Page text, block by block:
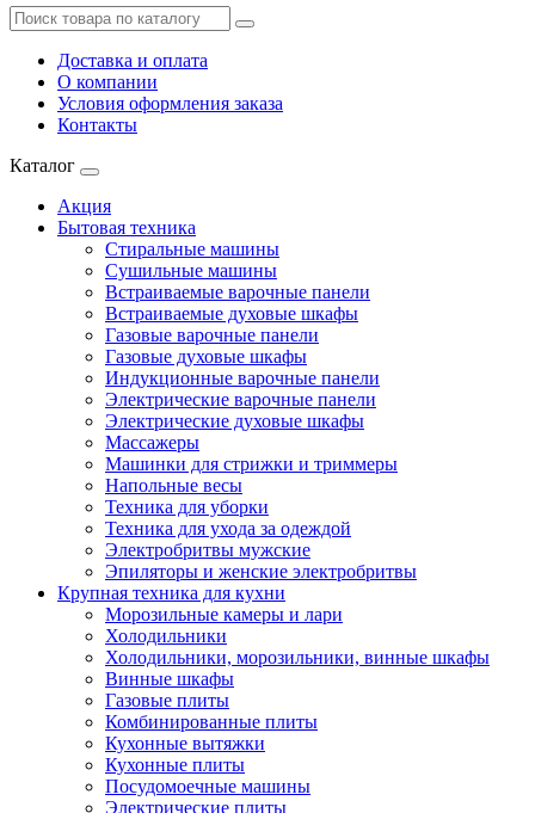
Доставка и оплата
О компании
Условия оформления заказа
Контакты
Каталог
Акция
Бытовая техника
Стиральные машины
Сушильные машины
Встраиваемые варочные панели
Встраиваемые духовые шкафы
Газовые варочные панели
Газовые духовые шкафы
Индукционные варочные панели
Электрические варочные панели
Электрические духовые шкафы
Массажеры
Машинки для стрижки и триммеры
Напольные весы
Техника для уборки
Техника для ухода за одеждой
Электробритвы мужские
Эпиляторы и женские электробритвы
Крупная техника для кухни
Морозильные камеры и лари
Холодильники
Холодильники, морозильники, винные шкафы
Винные шкафы
Газовые плиты
Комбинированные плиты
Кухонные вытяжки
Кухонные плиты
Посудомоечные машины
Электрические плиты